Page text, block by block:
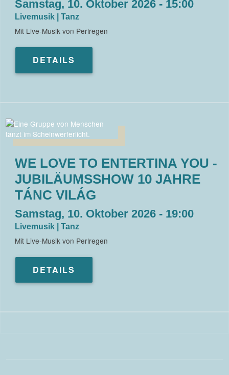
Samstag, 10. Oktober 2026 - 15:00
Livemusik | Tanz
Mit Live-Musik von Perlregen
DETAILS
WE LOVE TO ENTERTINA YOU -
JUBILÄUMSSHOW 10 JAHRE
TÁNC VILÁG
Samstag, 10. Oktober 2026 - 19:00
Livemusik | Tanz
Mit Live-Musik von Perlregen
DETAILS